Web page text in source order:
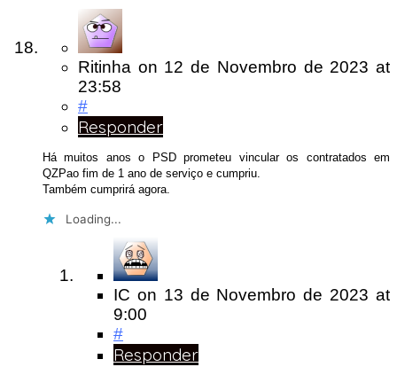
Ritinha on 12 de Novembro de 2023at
23:58
#
Responder
Há muitos anos o PSD prometeu vincular os contratados em
QZPao fim de 1 ano de serviço e cumpriu.
Também cumprirá agora.
Loading...
IC on 13 de Novembro de 2023at
9:00
#
Responder